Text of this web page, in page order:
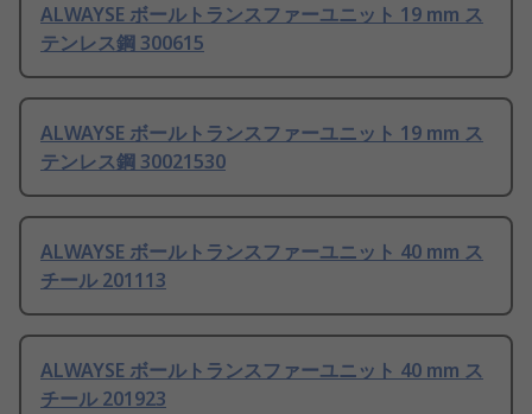
ALWAYSE ボールトランスファーユニット 19 mm ス
テンレス鋼 300615
ALWAYSE ボールトランスファーユニット 19 mm ス
テンレス鋼 30021530
ALWAYSE ボールトランスファーユニット 40 mm ス
チール 201113
ALWAYSE ボールトランスファーユニット 40 mm ス
チール 201923